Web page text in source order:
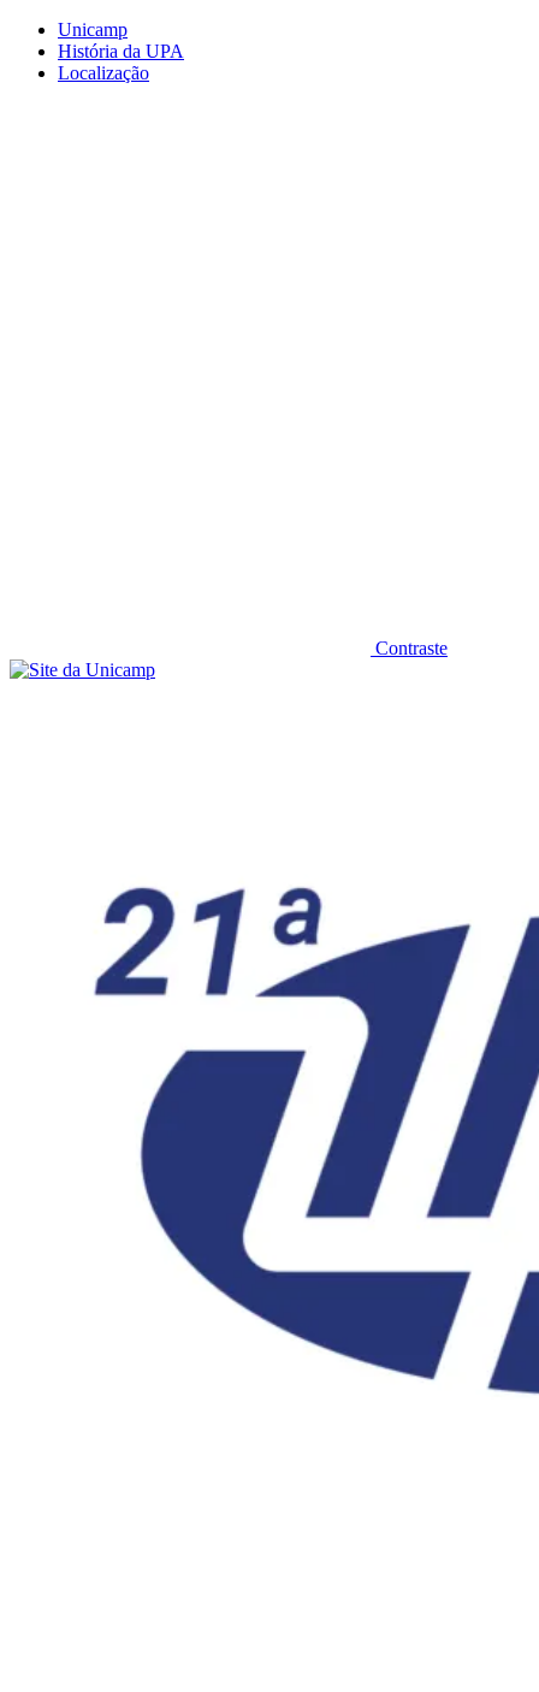
Conteúdo principal
Unicamp
História da UPA
Localização
Contraste